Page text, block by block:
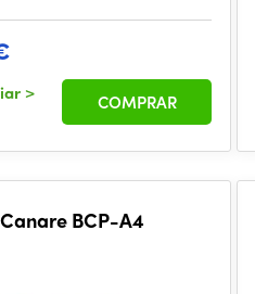
>
COMPRAR
Canare BCP-A4